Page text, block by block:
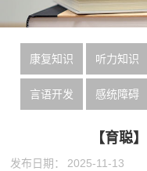
康复知识 听力知识
言语开发 感统障碍
【育聪
发布日期： 2025-11-13